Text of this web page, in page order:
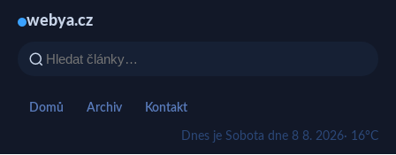
webya.cz
Domů Archiv Kontakt
Dnes je Sobota dne 8 8. 2026· 16°C